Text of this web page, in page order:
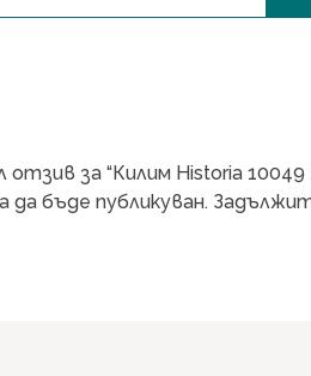
за “Килим Historia
бъде публикуван.